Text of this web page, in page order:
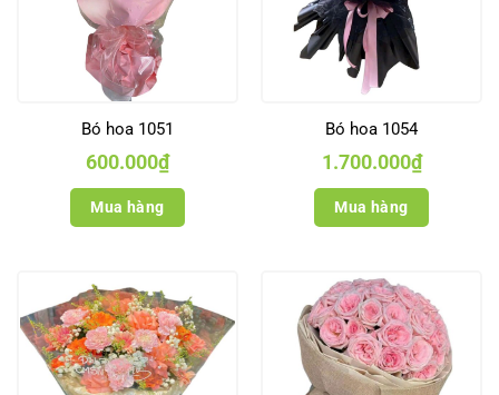
Bó hoa 1051
600.000₫
Mua hàng
Bó hoa 1054
1.700.000₫
Mua hàng